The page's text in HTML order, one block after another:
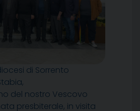
di Sorrento
del nostro Vescovo
presbiterale, in visita